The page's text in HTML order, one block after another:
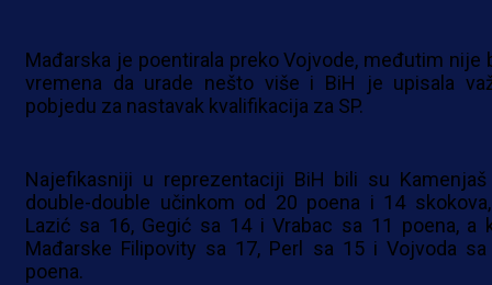
Mađarska je poentirala preko Vojvode, međutim nije
vremena da urade nešto više i BiH je upisala
pobjedu za nastavak kvalifikacija za SP.
Najefikasniji u reprezentaciji BiH bili su
double-double učinkom od 20 poena i 14
Lazić sa 16, Gegić sa 14 i Vrabac sa 11 poena, a
Mađarske Filipovity sa 17, Perl sa 15 i Vojvoda
poena.